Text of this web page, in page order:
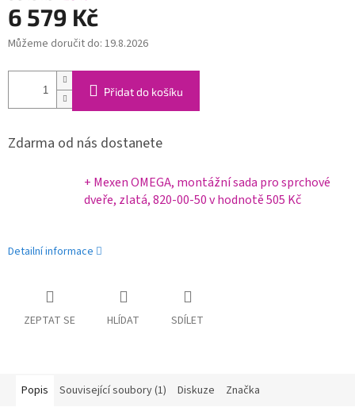
6 579 Kč
Měrná
Můžeme doručit do: 19.8.2026
Přidat do košíku
Zdarma od nás dostanete
+ Mexen OMEGA, montážní sada pro sprchové
dveře, zlatá, 820-00-50v hodnotě 505 Kč
Detailní informace
ZEPTAT SE HLÍDAT SDÍLET
Popis Související soubory (1) Diskuze Značka